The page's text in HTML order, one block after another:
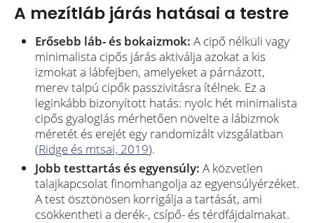
A mezítláb járás hatásai a testre
Erősebb láb- és bokaizmok: A cipő nélküli vagy
minimalista cipős járás aktiválja azokat a kis
izmokat a lábfejben, amelyeket a párnázott,
merev talpú cipők passzivitásra ítélnek. Ez a
leginkább bizonyított hatás: nyolc hét minimalista
cipős gyaloglás mérhetően növelte a lábizmok
méretét és erejét egy randomizált vizsgálatban
(Ridge és mtsai, 2019).
Jobb testtartás és egyensúly: A közvetlen
talajkapcsolat finomhangolja az egyensúlyérzéket.
A test ösztönösen korrigálja a tartását, ami
csökkentheti a derék-, csípő- és térdfájdalmakat.